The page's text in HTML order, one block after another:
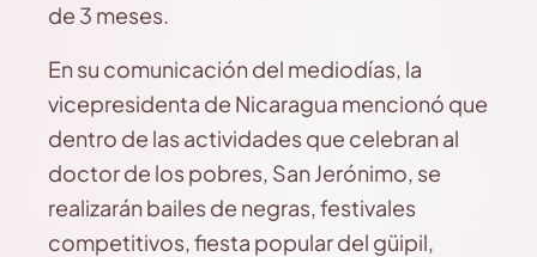
de 3 meses.
En su comunicación del mediodías, la
vicepresidenta de Nicaragua mencionó que
dentro de las actividades que celebran al
doctor de los pobres, San Jerónimo, se
realizarán bailes de negras, festivales
competitivos, fiesta popular del güipil,